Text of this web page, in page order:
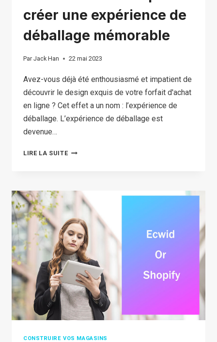
créer une expérience de
déballage mémorable
Par Jack Han 22 mai 2023
Avez-vous déjà été enthousiasmé et impatient de
découvrir le design exquis de votre forfait d'achat
en ligne ? Cet effet a un nom : l’expérience de
déballage. L’expérience de déballage est
devenue…
LIRE LA SUITE5
POUR
CRÉER
UNE
EXPÉRIENCE
DE
DÉBALLAGE
MÉMORABLE
CONSTRUIRE VOS MAGASINS